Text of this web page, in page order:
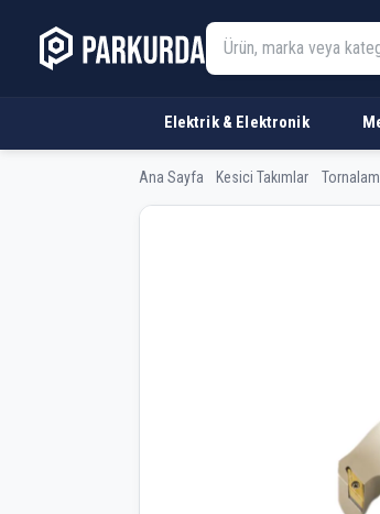
Elektrik & Elektronik
Ana Sayfa Kesici Takımlar
AKKO S25S